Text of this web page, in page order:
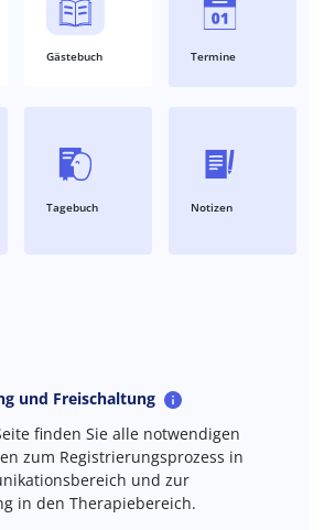
Gästebuch Termine
Tagebuch Notizen
und Freischaltung
finden Sie alle notwendigen
zum Registrierungsprozess in
und zur
in den Therapiebereich.